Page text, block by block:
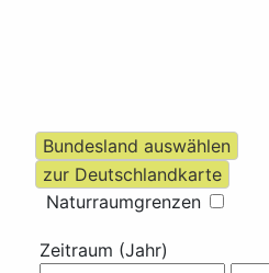
Naturraumgrenzen
Zeitraum (Jahr)